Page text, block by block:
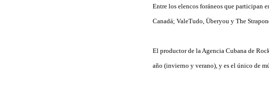
Entre los elencos foráneos que participan
Canadá; ValeTudo, Überyou y The
El productor de la Agencia Cubana de
año (invierno y verano), y es el único de